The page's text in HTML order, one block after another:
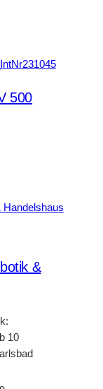
500
&
10